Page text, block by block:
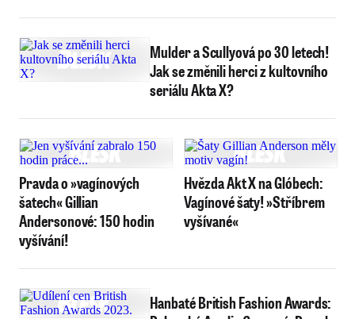
Mulder a Scullyová po 30 letech!
Jak se změnili herci z kultovního
seriálu Akta X?
Pravda o »vagínových
šatech« Gillian
Andersonové: 150 hodin
vyšívání!
Hvězda Akt X na Glóbech:
Vagínové šaty! »Stříbrem
vyšívané«
Hanbaté British Fashion Awards: